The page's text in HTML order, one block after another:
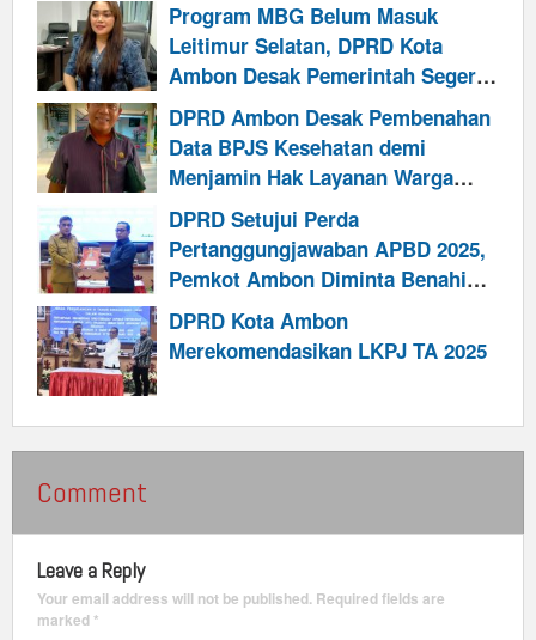
Program MBG Belum Masuk
Leitimur Selatan, DPRD Kota
Ambon Desak Pemerintah Segera
Cari Solusi
DPRD Ambon Desak Pembenahan
Data BPJS Kesehatan demi
Menjamin Hak Layanan Warga
Kurang Mampu
DPRD Setujui Perda
Pertanggungjawaban APBD 2025,
Pemkot Ambon Diminta Benahi
Retribusi dan Perkuat Kinerja
Pendapatan
DPRD Kota Ambon
Merekomendasikan LKPJ TA 2025
Comment
Leave a Reply
Your email address will not be published. Required fields are
marked*